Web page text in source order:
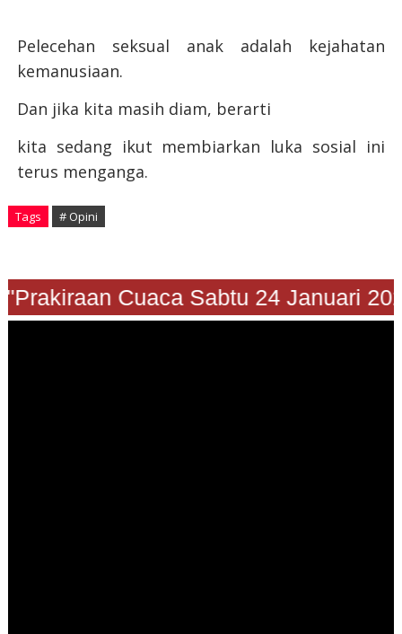
Pelecehan seksual anak adalah kejahatan
kemanusiaan.
Dan jika kita masih diam, berarti
kita sedang ikut membiarkan luka sosial ini
terus menganga.
Tags # Opini
Cuaca Sabtu 24 Januari